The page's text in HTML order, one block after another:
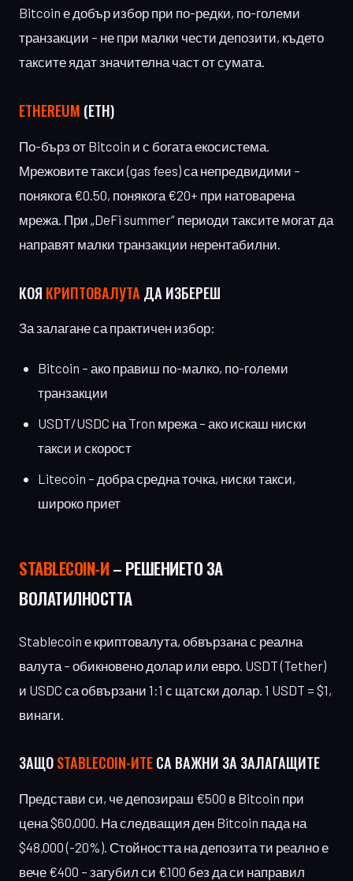
Bitcoin е добър избор при по-редки, по-големи
транзакции – не при малки чести депозити, където
таксите ядат значителна част от сумата.
ETHEREUM (ETH)
По-бърз от Bitcoin и с богата екосистема.
Мрежовите такси (gas fees) са непредвидими –
понякога €0.50, понякога €20+ при натоварена
мрежа. При „DeFi summer“ периоди таксите могат да
направят малки транзакции нерентабилни.
КОЯ КРИПТОВАЛУТА ДА ИЗБЕРЕШ
За залагане са практичен избор:
Bitcoin – ако правиш по-малко, по-големи
транзакции
USDT/USDC на Tron мрежа – ако искаш ниски
такси и скорост
Litecoin – добра средна точка, ниски такси,
широко приет
STABLECOIN-И– РЕШЕНИЕТО ЗА
ВОЛАТИЛНОСТТА
Stablecoin е криптовалута, обвързана с реална
валута – обикновено долар или евро. USDT (Tether)
и USDC са обвързани 1:1 с щатски долар. 1 USDT = $1,
винаги.
ЗАЩОSTABLECOIN-ИТЕСА ВАЖНИ ЗА ЗАЛАГАЩИТЕ
Представи си, че депозираш €500 в Bitcoin при
цена $60,000. На следващия ден Bitcoin пада на
$48,000 (-20%). Стойността на депозита ти реално е
вече €400 – загубил си €100 без да си направил